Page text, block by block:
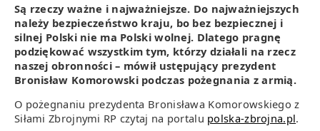
Są rzeczy ważne i najważniejsze. Do najważniejszych
należy bezpieczeństwo kraju, bo bez bezpiecznej i
silnej Polski nie ma Polski wolnej. Dlatego pragnę
podziękować wszystkim tym, którzy działali na rzecz
naszej obronności – mówił ustępujący prezydent
Bronisław Komorowski podczas pożegnania z armią.
O pożegnaniu prezydenta Bronisława Komorowskiego z
Siłami Zbrojnymi RP czytaj na portalu polska-zbrojna.pl.